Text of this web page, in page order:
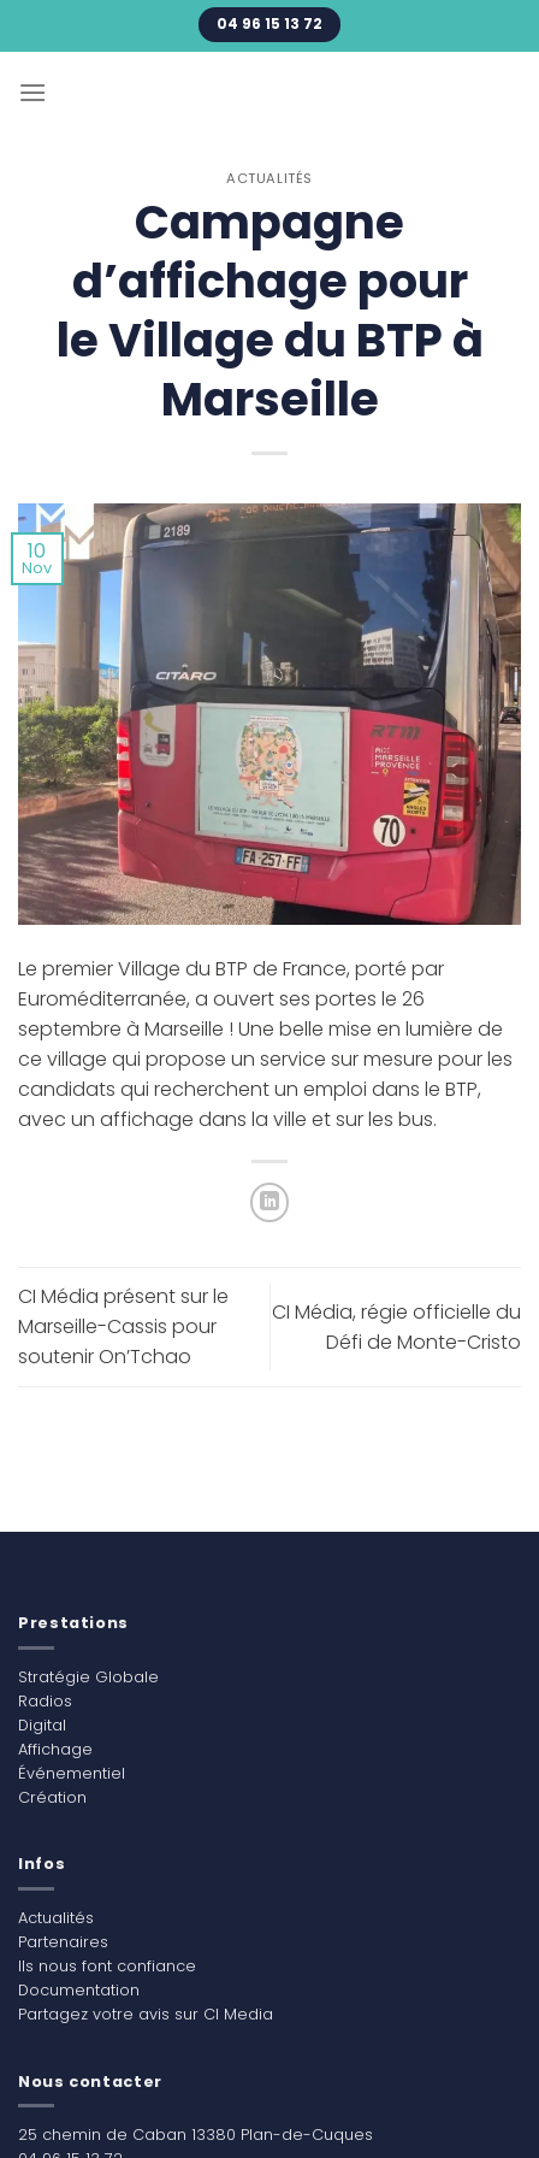
au
04 96 15 13 72
ACTUALITÉS
Campagne
d’affichage pour
le Village du BTP à
Marseille
10
Nov
Le premier Village du BTP de France, porté par
Euroméditerranée, a ouvert ses portes le 26
septembre à Marseille ! Une belle mise en lumière de
ce village qui propose un service sur mesure pour les
candidats qui recherchent un emploi dans le BTP,
avec un affichage dans la ville et sur les bus.
CI Média présent sur le
Marseille-Cassis pour
soutenir On’Tchao
CI Média, régie officielle du
Défi de Monte-Cristo
Prestations
Stratégie Globale
Radios
Digital
Affichage
Événementiel
Création
Infos
Actualités
Partenaires
Ils nous font confiance
Documentation
Partagez votre avis sur CI Media
Nous contacter
25 chemin de Caban 13380 Plan-de-Cuques